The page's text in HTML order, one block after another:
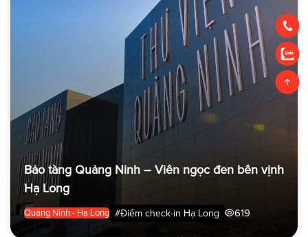
Bảo tàng Quảng Ninh – Viên ngọc đen bên vịnh
Hạ Long
Quảng Ninh - Hạ Long #Điểm check-in Hạ Long 619